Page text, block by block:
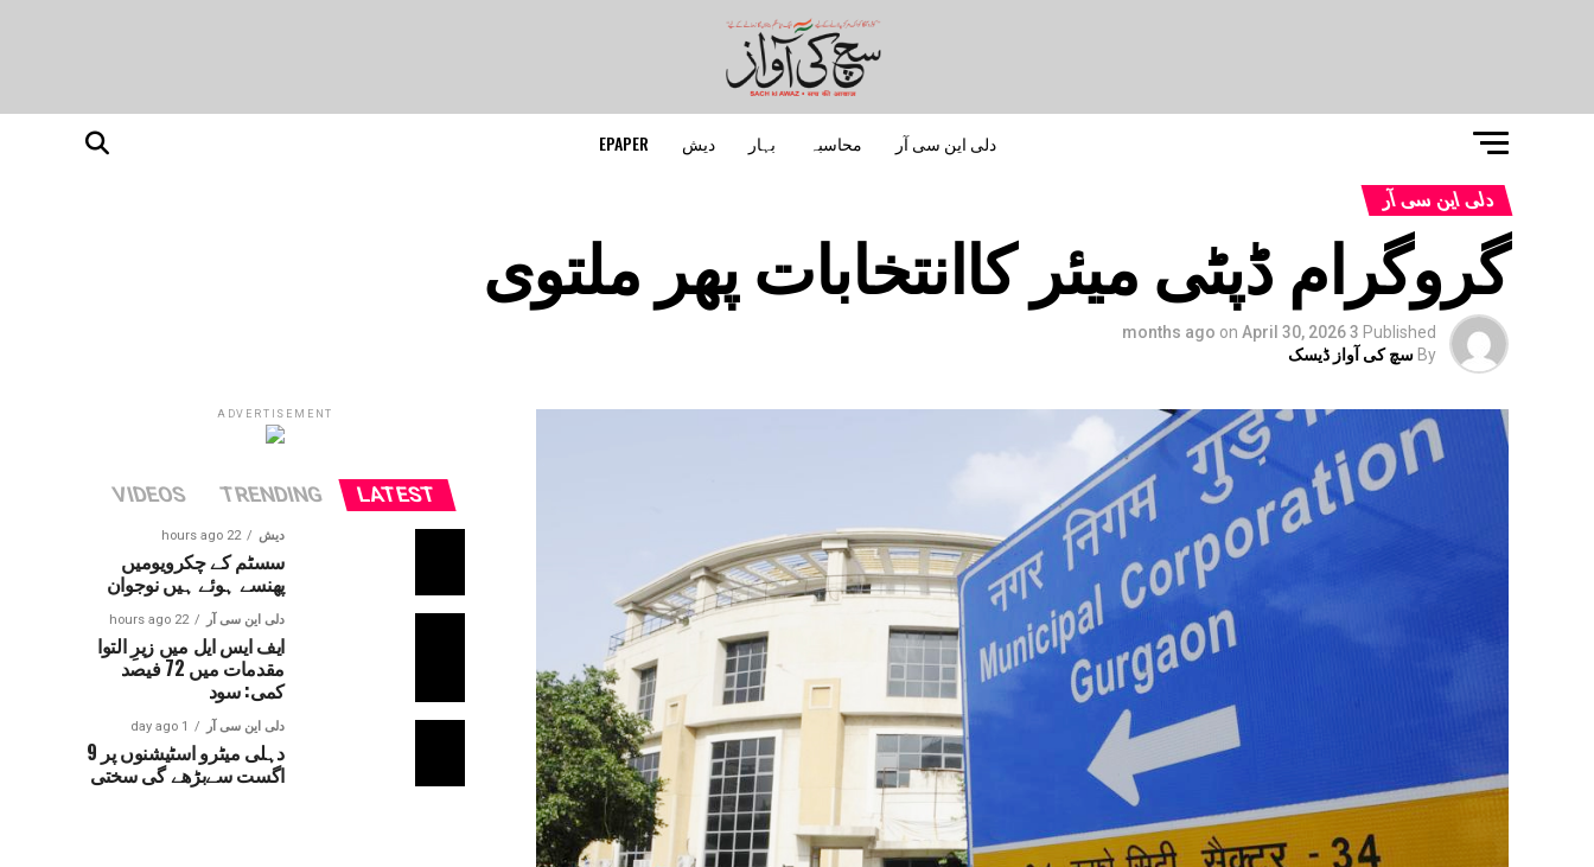
دلی این سی آر محاسبہ بہار دیش EPAPER
دلی این سی آر
گروگرام ڈپٹی میئر کاانتخابات پھر ملتوی
Published
3 months ago
on April 30, 2026
By سچ کی آواز ڈیسک
ADVERTISEMENT
LATEST
TRENDING
VIDEOS
دیش 22 hours ago
سسٹم کے چکرویومیں
پھنسے ہوئے ہیں نوجوان
دلی این سی آر 22 hours ago
ایف ایس ایل میں زیرِ التوا
مقدمات میں 72 فیصد
کمی: سود
دلی این سی آر 1 day ago
دہلی میٹرو اسٹیشنوں پر 9
اگست سےبڑھے گی سختی